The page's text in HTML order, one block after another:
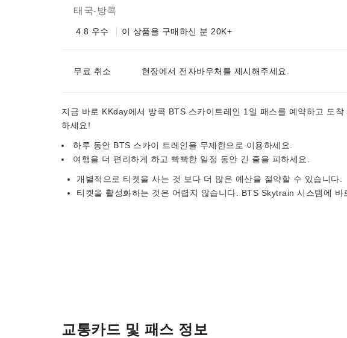
태국-방콕
4.8 우수 이 상품을 구매하신 분 20K+
무료 취소 현장에서 전자바우처를 제시해주세요.
지금 바로 KKday에서 방콕 BTS 스카이트레인 1일 패스를 예약하고 도
하세요!
하루 동안 BTS 스카이 트레인을 무제한으로 이용하세요.
여행을 더 편리하게 하고 빡빡한 일정 동안 긴 줄을 피하세요.
개별적으로 티켓을 사는 것 보다 더 많은 예산을 절약할 수 있습니다.
티켓을 활성화하는 것은 어렵지 않습니다. BTS Skytrain 시스템에 바
교통카드 및 패스 정보